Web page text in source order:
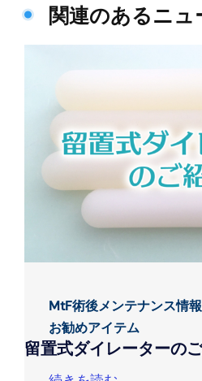
関連のあるニュ
MtF術後メンテナンス情報
お勧めアイテム
留置式ダイレーターの